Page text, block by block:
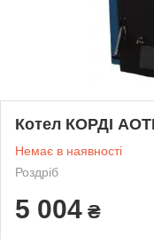
Котел КОРДІ
Немає в наявності
Роздріб
5 004 ₴